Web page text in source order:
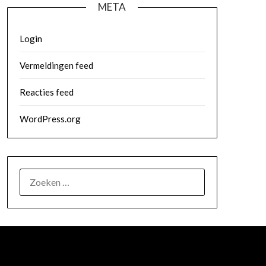
META
Login
Vermeldingen feed
Reacties feed
WordPress.org